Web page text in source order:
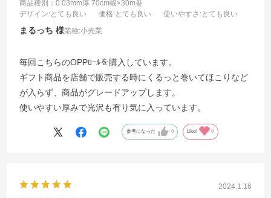
商品種別：0.03mm厚 70cm幅×30m巻
デザイン:とても良い 価格:とても良い 使いやすさ :とても良い
まるっち 業種:小売業
毎回こちらのOPPﾛｰﾙを購入しています。
ギフト商品を店舗で販売する時にくるっと巻いてほこりなど
が入らず、商品がグレードアップします。
使いやすい厚みで光沢も有り気に入っています。
参考になった 0 Like! 0
2024.1.16